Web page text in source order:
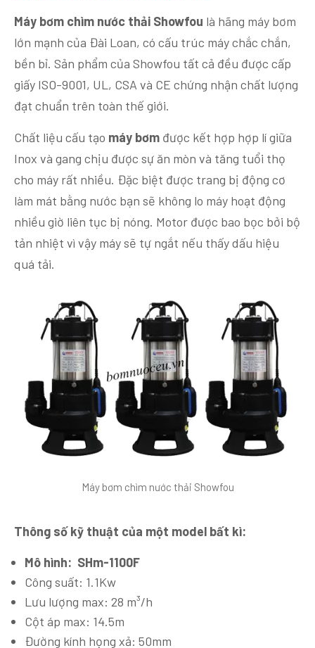
Máy bơm chìm nước thải Showfou là hãng máy bơm
lớn mạnh của Đài Loan, có cấu trúc máy chắc chắn,
bền bỉ. Sản phẩm của Showfou tất cả đều được cấp
giấy ISO-9001, UL, CSA và CE chứng nhận chất lượng
đạt chuẩn trên toàn thế giới.
Chất liệu cấu tạo máy bơm được kết hợp hợp lí giữa
Inox và gang chịu được sự ăn mòn và tăng tuổi thọ
cho máy rất nhiều. Đặc biệt được trang bị động cơ
làm mát bằng nước bạn sẽ không lo máy hoạt động
nhiều giờ liên tục bị nóng. Motor được bao bọc bởi bộ
tản nhiệt vì vậy máy sẽ tự ngắt nếu thấy dấu hiệu
quá tải.
Máy bơm chìm nước thải Showfou
Thông số kỹ thuật của một model bất kì:
Mô hình: SHm-1100F
Công suất: 1.1Kw
Lưu lượng max: 28 m³/h
Cột áp max: 14.5m
Đường kính họng xả: 50mm